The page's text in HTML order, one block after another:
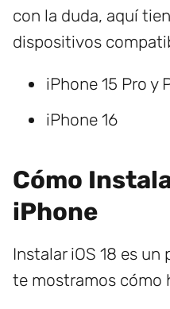
con la duda, aquí
dispositivos
iPhone 15 Pro y
iPhone 16
Cómo
iPhone
Instalar iOS 18 es
te mostramos cómo